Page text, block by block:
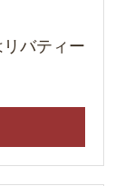
バティー